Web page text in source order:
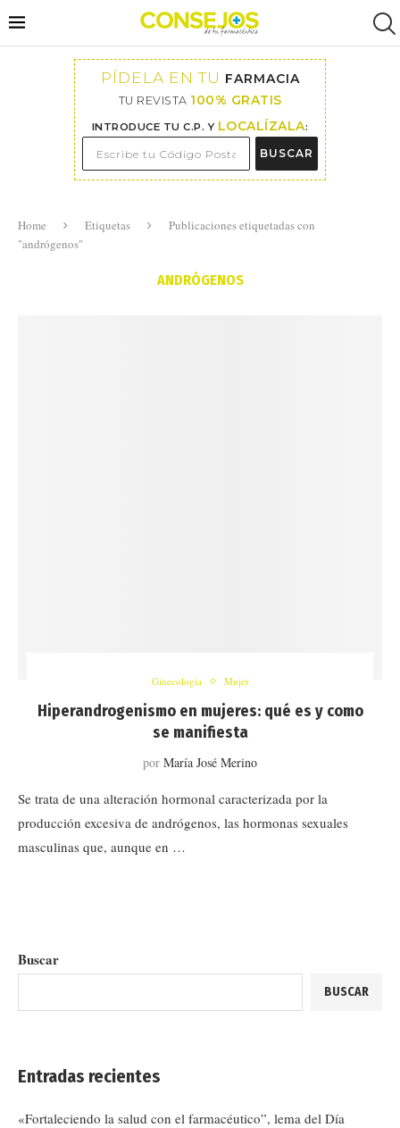
PÍDELA EN TU FARMACIA
TU REVISTA 100% GRATIS
INTRODUCE TU C.P. Y LOCALÍZALA:
BUSCAR
Home Etiquetas
Publicaciones etiquetadas con
"andrógenos"
ANDRÓGENOS
Ginecología Mujer
Hiperandrogenismo en mujeres: qué es y como
se manifiesta
por María José Merino
Se trata de una alteración hormonal caracterizada por la
producción excesiva de andrógenos, las hormonas sexuales
masculinas que, aunque en …
Buscar
BUSCAR
Entradas recientes
«Fortaleciendo la salud con el farmacéutico”, lema del Día